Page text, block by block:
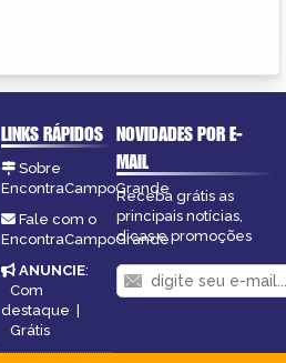
LINKS RÁPIDOS
Sobre
EncontraCampoGrande
Fale com o
EncontraCampoGrande
ANUNCIE:
Com
destaque |
Grátis
NOVIDADES POR E-
MAIL
Receba grátis as
principais notícias,
dicas e promoções